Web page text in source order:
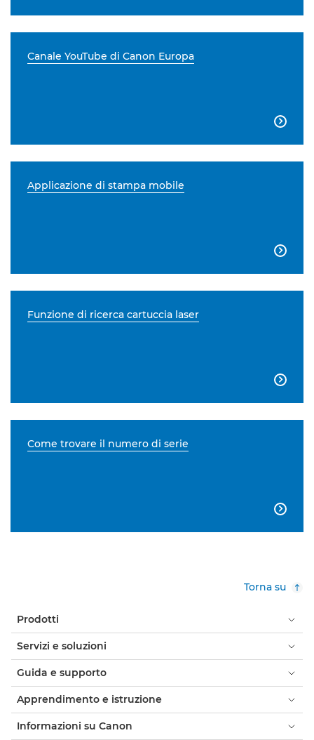
Canale YouTube di Canon Europa

Applicazione di stampa mobile

Funzione di ricerca cartuccia laser

Come trovare il numero di serie

Torna su
Prodotti
Servizi e soluzioni
Guida e supporto
Apprendimento e istruzione
Informazioni su Canon